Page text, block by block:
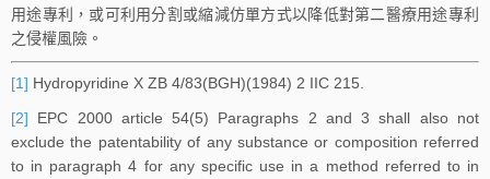
用途專利，或可利用分割或縮減仿單方式以降低對第二醫療用途專利
之侵權風險。
[1] Hydropyridine X ZB 4/83(BGH)(1984) 2 IIC 215.
[2] EPC 2000 article 54(5) Paragraphs 2 and 3 shall also not
exclude the patentability of any substance or composition referred
to in paragraph 4 for any specific use in a method referred to in